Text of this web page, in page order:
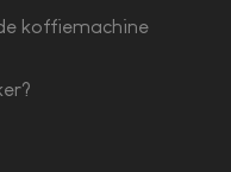
koffiemachine